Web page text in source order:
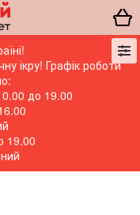
ікру! Графік роботи
до 19.00
19.00